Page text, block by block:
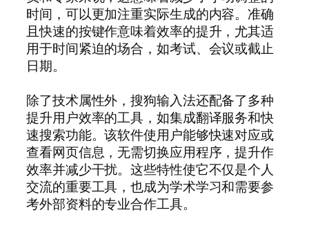
时间，可以更加注重实际生成的内容。准确
且快速的按键作意味着效率的提升，尤其适
用于时间紧迫的场合，如考试、会议或截止
日期。
除了技术属性外，搜狗输入法还配备了多种
提升用户效率的工具，如集成翻译服务和快
速搜索功能。该软件使用户能够快速对应或
查看网页信息，无需切换应用程序，提升作
效率并减少干扰。这些特性使它不仅是个人
交流的重要工具，也成为学术学习和需要参
考外部资料的专业合作工具。